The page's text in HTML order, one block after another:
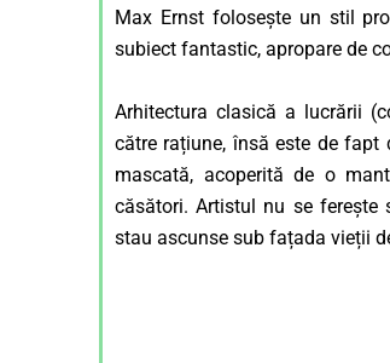
Max Ernst folosește un stil
subiect fantastic, apropare de
Arhitectura clasică a lucrării
către rațiune, însă este de fapt
mascată, acoperită de o
căsători. Artistul nu se ferește
stau ascunse sub fațada vieții